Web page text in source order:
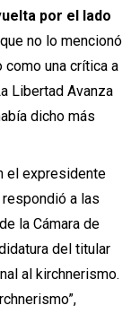
por el lado
no lo mencionó
una crítica a
Libertad Avanza
dicho más
el expresidente
respondió a las
la Cámara de
del titular
al kirchnerismo.